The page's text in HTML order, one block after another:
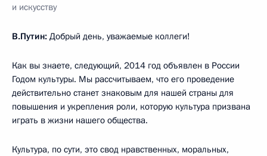
и искусству
В.Путин: Добрый день, уважаемые коллеги!
Как вы знаете, следующий, 2014 год объявлен в России
Годом культуры. Мы рассчитываем, что его проведение
действительно станет знаковым для нашей страны для
повышения и укрепления роли, которую культура призвана
играть в жизни нашего общества.
Культура, по сути, это свод нравственных, моральных,